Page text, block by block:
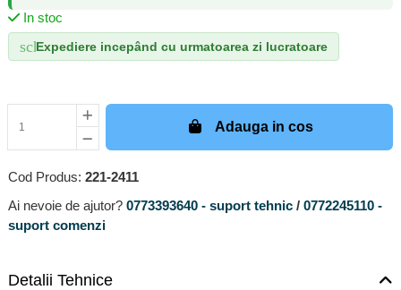
Adauga in cos
In stoc
schedule
Expediere incepând cu urmatoarea zi lucratoare
Cod Produs: 221-2411
Ai nevoie de ajutor? 0773393640 - suport tehnic / 0772245110 -
suport comenzi
Detalii Tehnice